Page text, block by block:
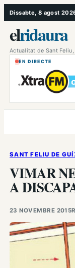
Vés
al
contingut
Dissabte, 8 agost
elridaura
Actualitat de Sant Feliu,
EN DIRECTE
SANT FELIU DE
VIMAR
A
23 NOVEMBRE 2015